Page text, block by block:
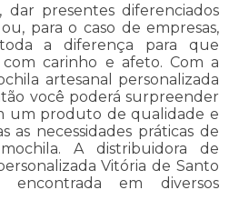
dar presentes diferenciados
para o caso de empresas,
a diferença para que
carinho e afeto. Com a
artesanal personalizada
você poderá surpreender
um produto de qualidade e
as necessidades práticas de
A distribuidora de
Vitória de Santo
em diversos